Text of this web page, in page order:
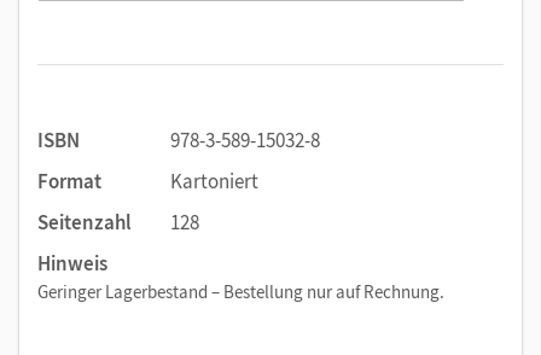
ISBN
978-3-589-15032-8
Format
Kartoniert
Seitenzahl
128
Hinweis
Geringer Lagerbestand – Bestellung nur auf Rechnung.